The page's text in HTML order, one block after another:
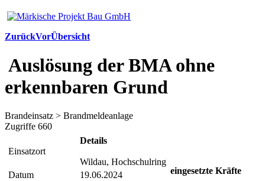
ZurückVorÜbersicht
Auslösung der BMA ohne
erkennbaren Grund
Brandeinsatz > Brandmeldeanlage
Zugriffe 660
Einsatzort
Details
Wildau, Hochschulring
Datum
19.06.2024
eingesetzte Kräfte